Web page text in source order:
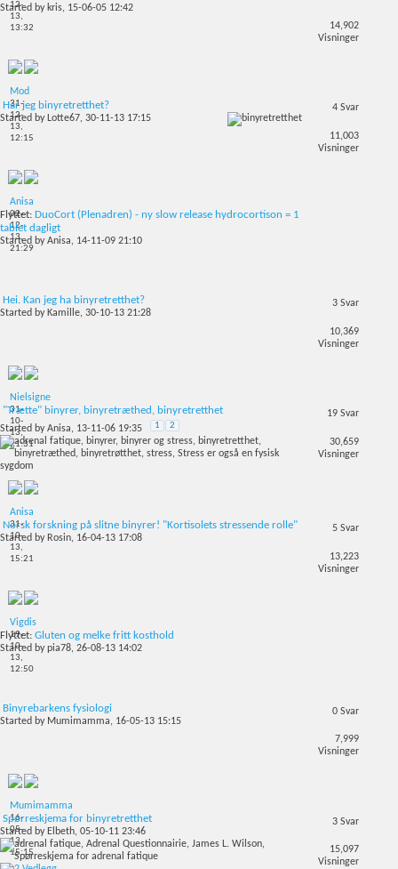
12-
13,
13:32
Started by kris, 15-06-05 12:42
14,902
Visninger
Mod
31-
12-
13,
12:15
Har jeg binyretretthet?
Started by Lotte67, 30-11-13 17:15
4 Svar
11,003
Visninger
Anisa
02-
12-
13,
21:29
Flyttet: DuoCort (Plenadren) - ny slow release hydrocortison = 1
tablet dagligt
Started byAnisa, 14-11-09 21:10
Hei. Kan jeg ha binyretretthet?
Started byKamille, 30-10-13 21:28
3 Svar
10,369
Visninger
Nielsigne
31-
10-
13,
21:31
"Trætte" binyrer, binyretræthed, binyretretthet
Started byAnisa, 13-11-06 19:35 1 2
19 Svar
30,659
Visninger
Anisa
31-
10-
13,
15:21
Norsk forskning på slitne binyrer! "Kortisolets stressende rolle"
Started by Rosin, 16-04-13 17:08
5 Svar
13,223
Visninger
Vigdis
19-
10-
13,
12:50
Flyttet: Gluten og melke fritt kosthold
Started bypia78, 26-08-13 14:02
Binyrebarkens fysiologi
Started by Mumimamma, 16-05-13 15:15
0 Svar
7,999
Visninger
Mumimamma
16-
05-
13,
15:15
Spørreskjema for binyretretthet
Started by Elbeth, 05-10-11 23:46
3 Svar
15,097
Visninger